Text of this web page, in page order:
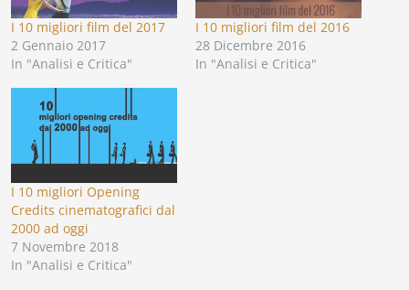
I 10 migliori film del 2017
2 Gennaio 2017
In "Analisi e Critica"
I 10 migliori film del 2016
28 Dicembre 2016
In "Analisi e Critica"
I 10 migliori Opening
Credits cinematografici dal
2000 ad oggi
7 Novembre 2018
In "Analisi e Critica"